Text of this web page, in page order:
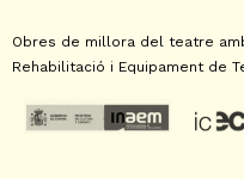
Obres de millora del teatre
Rehabilitació i Equipament de